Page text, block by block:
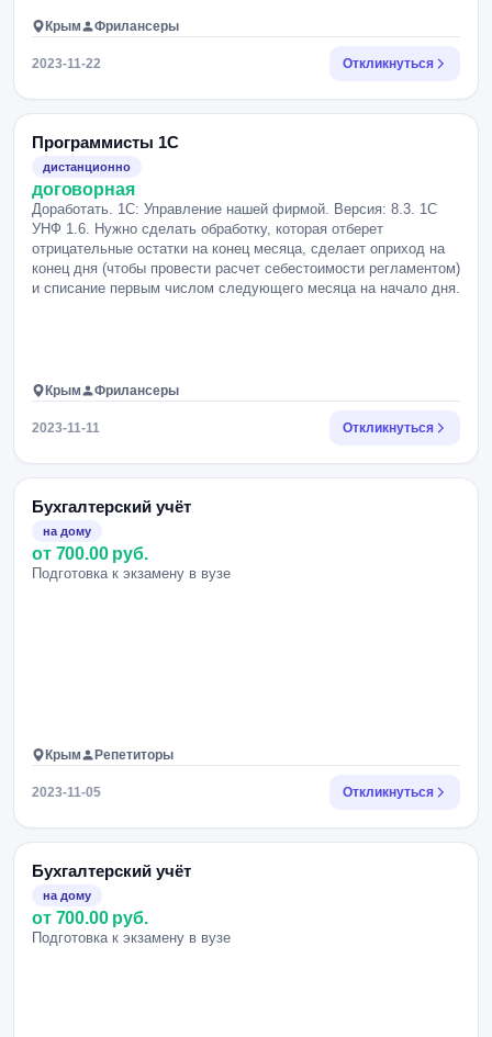
Крым Фрилансеры
2023-11-22 Откликнуться
Программисты 1С
дистанционно
договорная
Доработать. 1С: Управление нашей фирмой. Версия: 8.3. 1С
УНФ 1.6. Нужно сделать обработку, которая отберет
отрицательные остатки на конец месяца, сделает оприход на
конец дня (чтобы провести расчет себестоимости регламентом)
и списание первым числом следующего месяца на начало дня.
Крым Фрилансеры
2023-11-11 Откликнуться
Бухгалтерский учёт
на дому
от 700.00 руб.
Подготовка к экзамену в вузе
Крым Репетиторы
2023-11-05 Откликнуться
Бухгалтерский учёт
на дому
от 700.00 руб.
Подготовка к экзамену в вузе